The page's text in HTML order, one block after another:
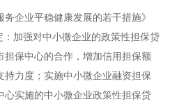
务企业平稳健康发展的若干措施》
：加强对中小微企业的政策性担保贷
保中心的合作，增加信用担保额
持力度；实施中小微企业融资担保
心实施的中小微企业政策性担保贷